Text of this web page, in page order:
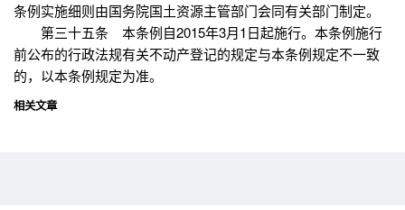
条例实施细则由国务院国土资源主管部门会同有关部门制定。
第三十五条 本条例自2015年3月1日起施行。本条例施行
前公布的行政法规有关不动产登记的规定与本条例规定不一致
的，以本条例规定为准。
相关文章